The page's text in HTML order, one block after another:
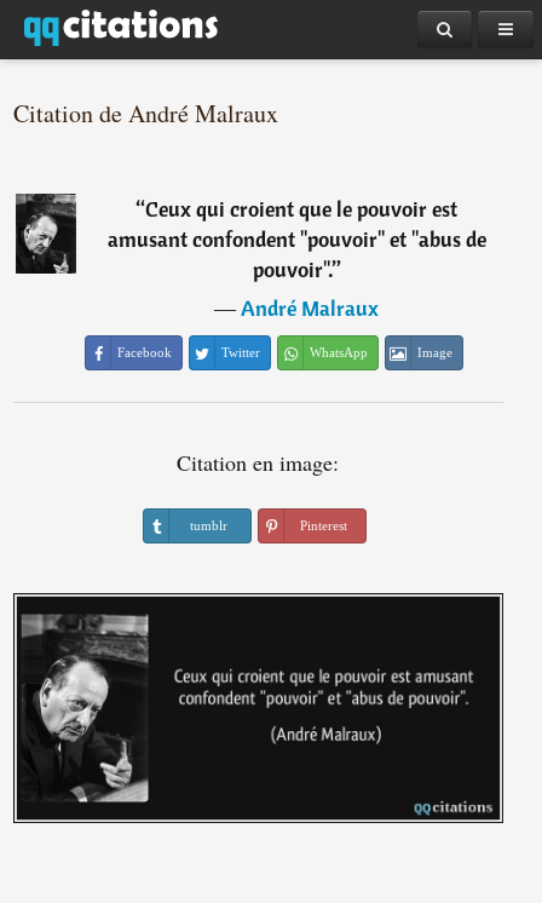
Citation de André Malraux
“Ceux qui croient que le pouvoir est
amusant confondent "pouvoir" et "abus de
pouvoir".”
―André Malraux
Facebook Twitter WhatsApp Image
Citation en image:
tumblr Pinterest